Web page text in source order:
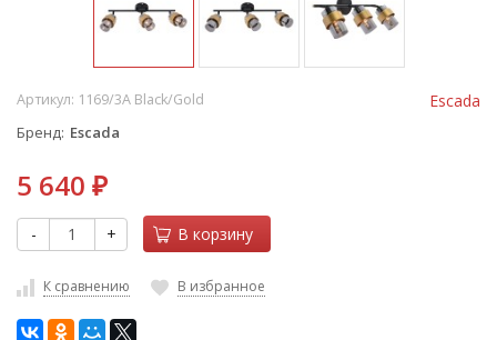
Escada
Артикул: 1169/3A Black/Gold
Бренд Escada
5 640 ₽
- + В корзину
К сравнению В избранное